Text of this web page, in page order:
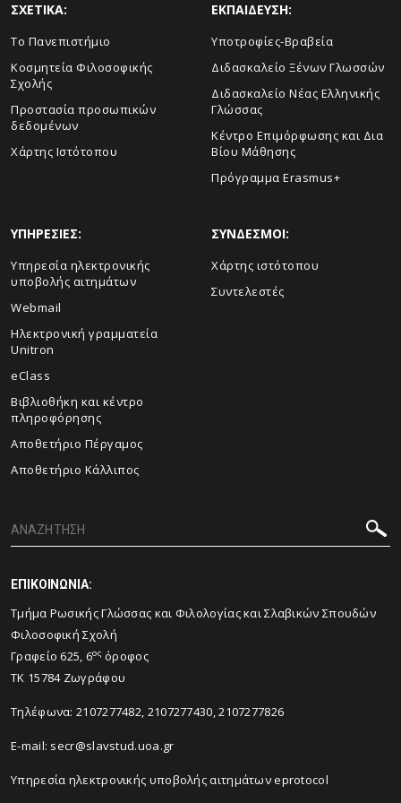
ΣΧΕΤΙΚΑ:
Το Πανεπιστήμιο
Κοσμητεία Φιλοσοφικής
Σχολής
Προστασία προσωπικών
δεδομένων
Χάρτης Ιστότοπου
ΕΚΠΑΙΔΕΥΣΗ:
Υποτροφίες-Βραβεία
Διδασκαλείο Ξένων Γλωσσών
Διδασκαλείο Νέας Ελληνικής
Γλώσσας
Κέντρο Επιμόρφωσης και Δια
Βίου Μάθησης
Πρόγραμμα Erasmus+
ΥΠΗΡΕΣΙΕΣ:
Υπηρεσία ηλεκτρονικής
υποβολής αιτημάτων
Webmail
Ηλεκτρονική γραμματεία
Unitron
eClass
Βιβλιοθήκη και κέντρο
πληροφόρησης
Αποθετήριο Πέργαμος
Αποθετήριο Κάλλιπος
ΣΥΝΔΕΣΜΟΙ:
Χάρτης ιστότοπου
Συντελεστές
ΕΠΙΚΟΙΝΩΝΙΑ:
Τμήμα Ρωσικής Γλώσσας και Φιλολογίας και Σλαβικών Σπουδών
Φιλοσοφική Σχολή
Γραφείο 625, 6ος όροφος
TK 15784 Ζωγράφου
Τηλέφωνα: 2107277482, 2107277430, 2107277826
E-mail: secr@slavstud.uoa.gr
Υπηρεσία ηλεκτρονικής υποβολής αιτημάτων eprotocol